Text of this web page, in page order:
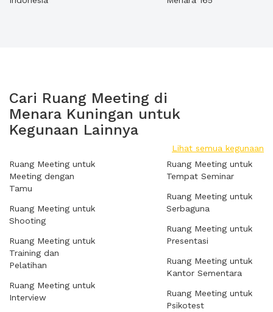
Cari Ruang Meeting di
Menara Kuningan untuk
Kegunaan Lainnya
Lihat semua kegunaan
Ruang Meeting untuk
Meeting dengan
Tamu
Ruang Meeting untuk
Shooting
Ruang Meeting untuk
Training dan
Pelatihan
Ruang Meeting untuk
Interview
Ruang Meeting untuk
Tempat Seminar
Ruang Meeting untuk
Serbaguna
Ruang Meeting untuk
Presentasi
Ruang Meeting untuk
Kantor Sementara
Ruang Meeting untuk
Psikotest